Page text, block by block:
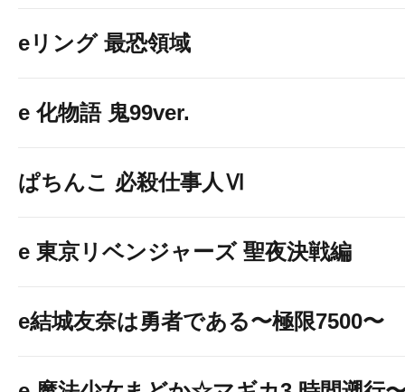
eリング 最恐領域
e 化物語 鬼99ver.
ぱちんこ 必殺仕事人Ⅵ
e 東京リベンジャーズ 聖夜決戦編
e結城友奈は勇者である〜極限7500〜